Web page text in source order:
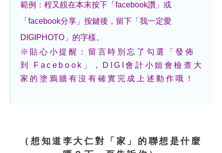
範例：程又靚在本末按下「facebook讚」或
「facebook分享」按鍵後，留下「我一定愛
DIGIPHOTO」的字樣。
※貼心小提醒：留言時別忘了勾選「發佈
到 Facebook」，DIGI會計小姐會檢查大
家的塗鴉牆有沒有確實完成上述動作哦！
（想知道李大仁對「家」的聯想是什麼